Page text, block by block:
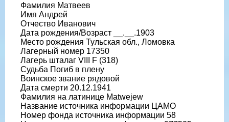
Фамилия Матвеев
Имя Андрей
Отчество Иванович
Дата рождения/Возраст __.__.1903
Место рождения Тульская обл., Ломовка
Лагерный номер 17350
Лагерь шталаг VIII F (318)
Судьба Погиб в плену
Воинское звание рядовой
Дата смерти 20.12.1941
Фамилия на латинице Matwejew
Название источника информации ЦАМО
Номер фонда источника информации 58